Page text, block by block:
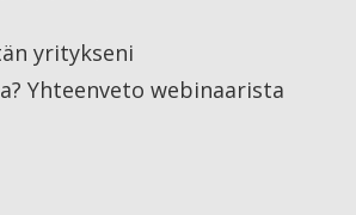
yritykseni
Yhteenveto webinaarista